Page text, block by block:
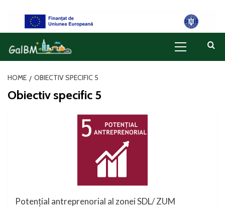
content
Menu
HOME OBIECTIV SPECIFIC 5
Obiectiv specific 5
Potențial antreprenorial al zonei SDL/ ZUM